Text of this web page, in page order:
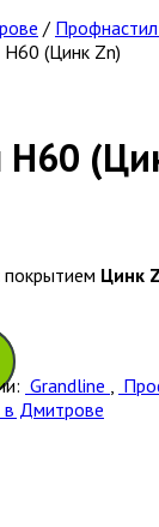
/
(Цинк Zn)
Н60
Цинк
Grandline
в Дмитрове